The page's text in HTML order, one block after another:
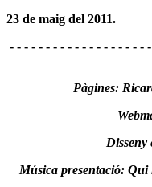
23 de maig del 2011.
- - - - - - - - - - - - - - - - - - -
Pàgines:
Disseny
Música presentació: